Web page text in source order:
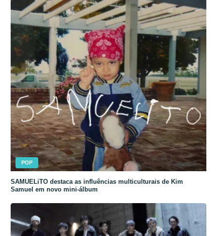
POP
SAMUELiTO destaca as influências multiculturais de Kim
Samuel em novo mini-álbum